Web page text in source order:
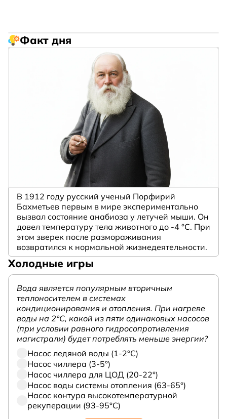
Факт дня
В 1912 году русский ученый Порфирий
Бахметьев первым в мире экспериментально
вызвал состояние анабиоза у летучей мыши. Он
довел температуру тела животного до -4 °C. При
этом зверек после размораживания
возвратился к нормальной жизнедеятельности.
Холодные игры
Вода является популярным вторичным
теплоносителем в системах
кондиционирования и отопления. При нагреве
воды на 2°С, какой из пяти одинаковых насосов
(при условии равного гидросопротивления
магистрали) будет потреблять меньше энергии?
Насос ледяной воды (1-2°С)
Насос чиллера (3-5°)
Насос чиллера для ЦОД (20-22°)
Насос воды системы отопления (63-65°)
Насос контура высокотемпературной
рекуперации (93-95°С)